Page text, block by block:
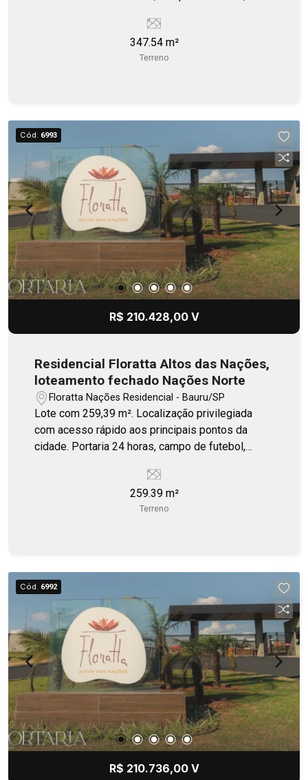
347.54 m²
Terreno
Cód. 6993
R$ 210.428,00 V
Residencial Floratta Altos das Nações,
loteamento fechado Nações Norte
Floratta Nações Residencial - Bauru/SP
Lote com 259,39 m². Localização privilegiada
com acesso rápido aos principais pontos da
cidade. Portaria 24 horas, campo de futebol,
259.39 m²
Terreno
Cód. 6992
R$ 210.736,00 V